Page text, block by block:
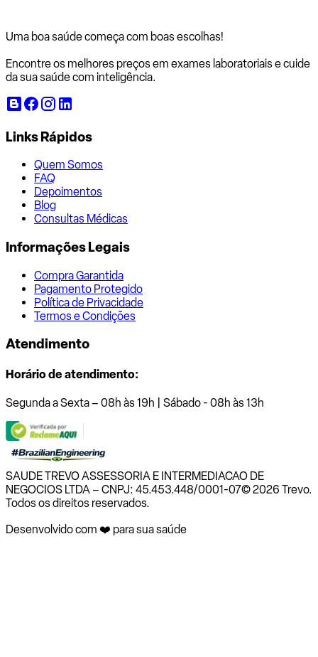
Uma boa saúde começa com boas escolhas!
Encontre os melhores preços em exames laboratoriais e cuide
da sua saúde com inteligência.
Links Rápidos
Quem Somos
FAQ
Depoimentos
Blog
Consultas Médicas
Informações Legais
Compra Garantida
Pagamento Protegido
Política de Privacidade
Termos e Condições
Atendimento
Horário de atendimento:
Segunda a Sexta – 08h às 19h | Sábado - 08h às 13h
SAUDE TREVO ASSESSORIA E INTERMEDIACAO DE
NEGOCIOS LTDA – CNPJ: 45.453.448/0001-07© 2026 Trevo.
Todos os direitos reservados.
Desenvolvido com ❤️ para sua saúde